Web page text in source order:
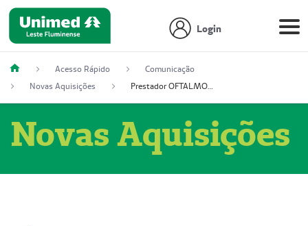
Login
Acesso Rápido
Comunicação
Novas Aquisições
Prestador OFTALMOCLÍNICA SÃO GONÇALO (55004164-2)
Novas Aquisições